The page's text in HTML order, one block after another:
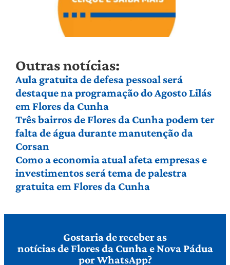
Outras notícias:
Aula gratuita de defesa pessoal será
destaque na programação do Agosto Lilás
em Flores da Cunha
Três bairros de Flores da Cunha podem ter
falta de água durante manutenção da
Corsan
Como a economia atual afeta empresas e
investimentos será tema de palestra
gratuita em Flores da Cunha
Gostaria de receber as
notícias de Flores da Cunha e Nova Pádua
por WhatsApp?